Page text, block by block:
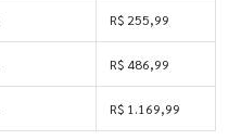
R$ 255,99
R$ 486,99
R$ 1.169,99